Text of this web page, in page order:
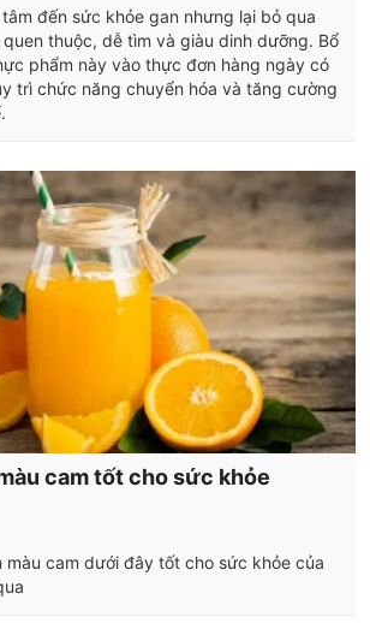
đến sức khỏe gan nhưng lại bỏ qua
thuộc, dễ tìm và giàu dinh dưỡng. Bổ
phẩm này vào thực đơn hàng ngày có
trì chức năng chuyển hóa và tăng cường
cam tốt cho sức khỏe
cam dưới đây tốt cho sức khỏe của